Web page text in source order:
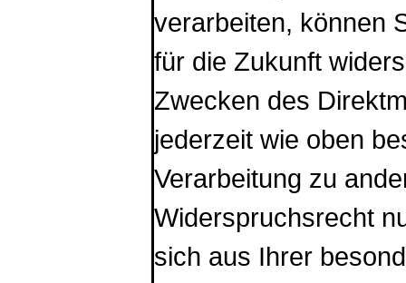
verarbeiten, können
für die Zukunft
Zwecken des
jederzeit wie oben
Verarbeitung zu
Widerspruchsrecht
sich aus Ihrer